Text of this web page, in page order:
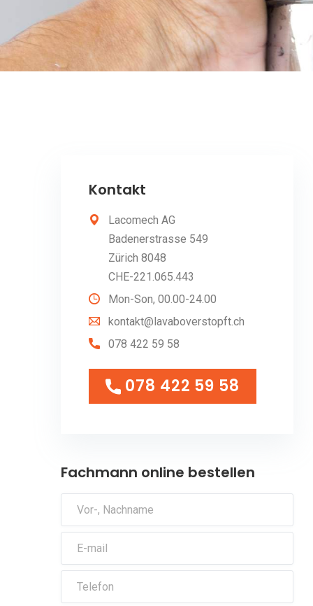
Kontakt
Lacomech AG
Badenerstrasse 549
Zürich 8048
CHE-221.065.443
Mon-Son, 00.00-24.00
kontakt@lavaboverstopft.ch
078 422 59 58
078 422 59 58
078 422 59 58
Fachmann online bestellen